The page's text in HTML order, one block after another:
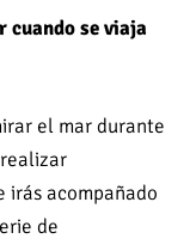
cuando se viaja
el mar durante
irás acompañado
de